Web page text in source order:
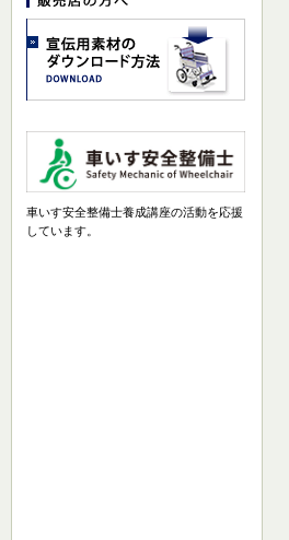
車いす安全整備士養成講座の活動を応援
しています。